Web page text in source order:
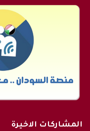
المشاركات الاخيرة